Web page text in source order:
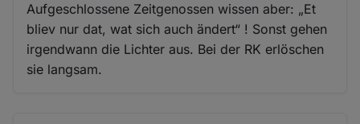
Aufgeschlossene Zeitgenossen wissen aber: „Et
bliev nur dat, wat sich auch ändert“ ! Sonst gehen
irgendwann die Lichter aus. Bei der RK erlöschen
sie langsam.